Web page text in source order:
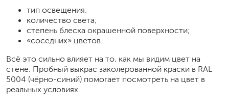
тип освещения;
количество света;
степень блеска окрашенной поверхности;
«соседних» цветов.
Всё это сильно влияет на то, как мы видим цвет на
стене. Пробный выкрас заколерованной краски в RAL
5004 (чёрно-синий) помогает посмотреть на цвет в
реальных условиях.